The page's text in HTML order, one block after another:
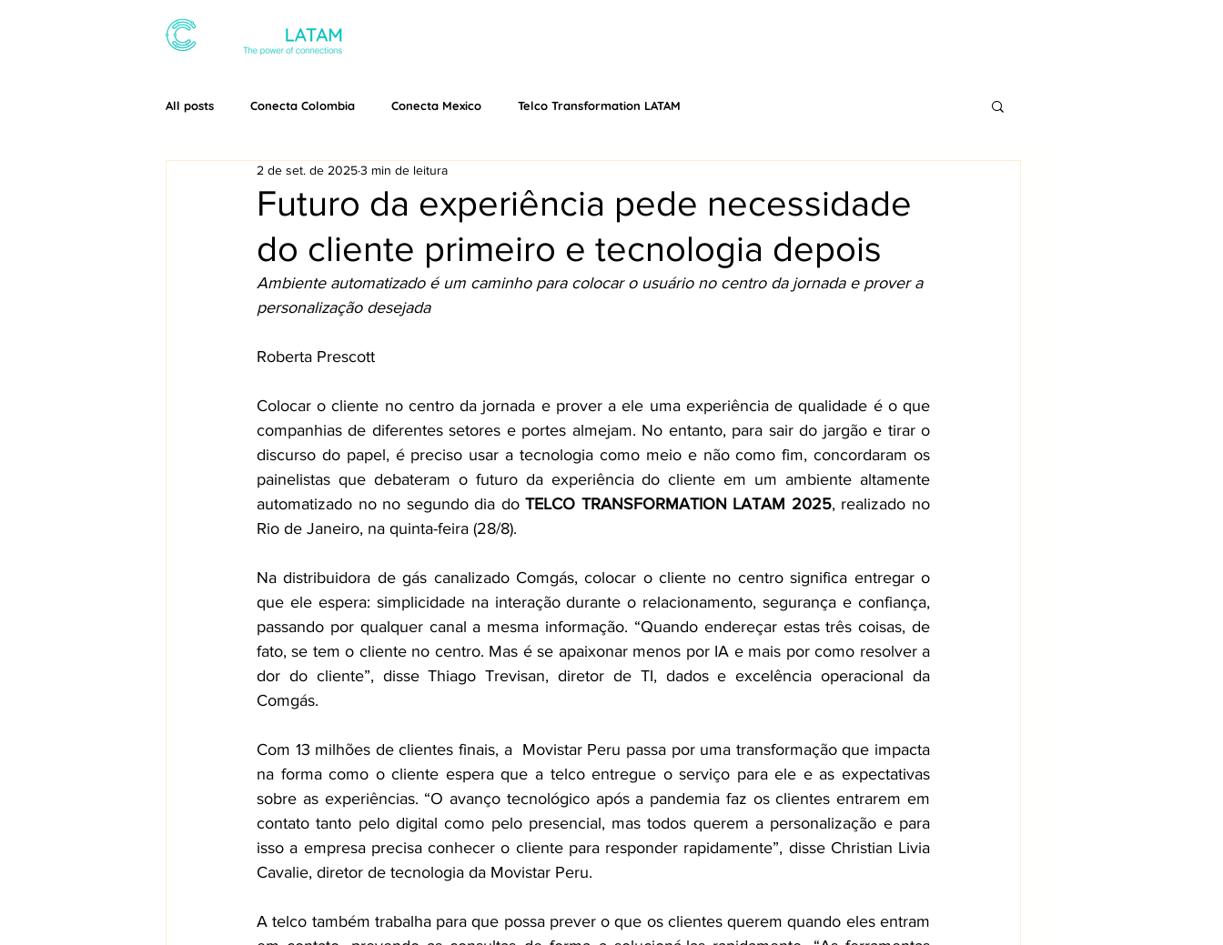
All posts Conecta Colombia Conecta Mexico Telco Transformation LATAM
Futuro da experiência pede necessidade
do cliente primeiro e tecnologia depois
2 de set. de 20253 min de leitura
Ambiente automatizado é um caminho para colocar o usuário no centro da jornada e prover a
personalização desejada
Roberta Prescott
Colocar o cliente no centro da jornada e prover a ele uma experiência de qualidade é o que
companhias de diferentes setores e portes almejam. No entanto, para sair do jargão e tirar o
discurso do papel, é preciso usar a tecnologia como meio e não como fim, concordaram os
painelistas que debateram o futuro da experiência do cliente em um ambiente altamente
automatizado no no segundo dia do TELCO TRANSFORMATION LATAM 2025, realizado no
Rio de Janeiro, na quinta-feira (28/8).
Na distribuidora de gás canalizado Comgás, colocar o cliente no centro significa entregar o
que ele espera: simplicidade na interação durante o relacionamento, segurança e confiança,
passando por qualquer canal a mesma informação. “Quando endereçar estas três coisas, de
fato, se tem o cliente no centro. Mas é se apaixonar menos por IA e mais por como resolver a
dor do cliente”, disse Thiago Trevisan, diretor de TI, dados e excelência operacional da
Comgás.
Com 13 milhões de clientes finais, a  Movistar Peru passa por uma transformação que impacta
na forma como o cliente espera que a telco entregue o serviço para ele e as expectativas
sobre as experiências. “O avanço tecnológico após a pandemia faz os clientes entrarem em
contato tanto pelo digital como pelo presencial, mas todos querem a personalização e para
isso a empresa precisa conhecer o cliente para responder rapidamente”, disse Christian Livia
Cavalie, diretor de tecnologia da Movistar Peru.
A telco também trabalha para que possa prever o que os clientes querem quando eles entram